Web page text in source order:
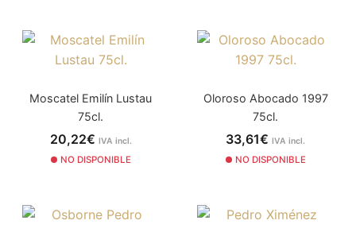
Moscatel Emilín Lustau
75cl.
20,22€ IVA incl.
NO DISPONIBLE
Oloroso Abocado 1997
75cl.
33,61€ IVA incl.
NO DISPONIBLE